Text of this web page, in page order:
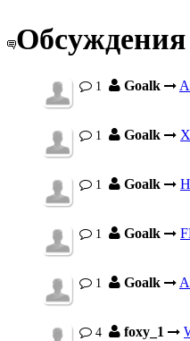
Обсуждения
1 Goalk
1 Goalk
1 Goalk
1 Goalk
1 Goalk
4 foxy_1